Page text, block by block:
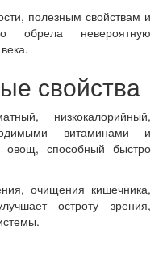
полезным свойствам и
обрела невероятную
свойства
низкокалорийный,
витаминами и
овощ, способный быстро
очищения кишечника,
остроту зрения,